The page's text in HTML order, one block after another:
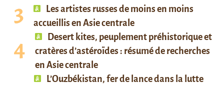
Les artistes russes de moins en moins
accueillis en Asie centrale
Desert kites, peuplement préhistorique et
cratères d’astéroïdes : résumé de recherches
en Asie centrale
L’Ouzbékistan, fer de lance dans la lutte